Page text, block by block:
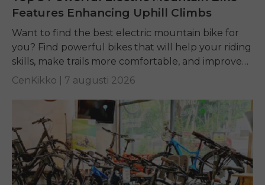
Features Enhancing Uphill Climbs
Want to find the best electric mountain bike for
you? Find powerful bikes that will help your riding
skills, make trails more comfortable, and improve
performance on any terrain.
CenKikko | 7 augusti 2026